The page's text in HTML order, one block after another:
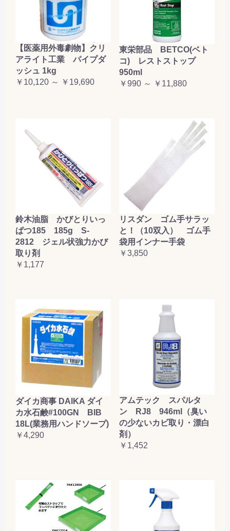
【医薬用外毒劇物】クリ
アライト工業 パイプダ
ッシュ 1kg
￥10,120 ～ ￥19,690
東栄部品 BETCO(ベト
コ) レストストップ
950ml
￥990 ～ ￥11,880
鈴木油脂 かびとりいっ
ぱつ185 185g S-
2812 ジェル状強力かび
取り剤
￥1,177
リスダン ゴム手サラッ
と！（10双入） ゴム手
袋用インナー手袋
￥3,850
ダイカ商事 DAIKA ダイ
カ水石鹸#100GN BIB
18L(業務用ハンドソープ)
￥4,290
アムテック スパルタ
ン RJ8 946ml（臭い
の少ないカビ取り・漂白
剤）
￥1,452